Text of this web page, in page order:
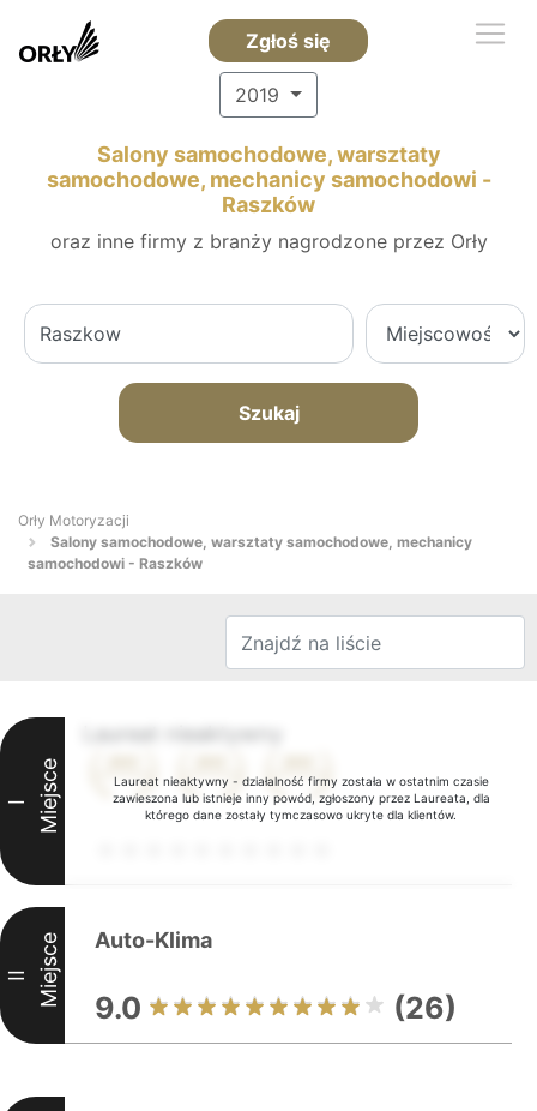
Zgłoś się
2019
Salony samochodowe, warsztaty
samochodowe, mechanicy samochodowi -
Raszków
oraz inne firmy z branży nagrodzone przez Orły
Szukaj
Orły Motoryzacji
Salony samochodowe, warsztaty samochodowe, mechanicy
samochodowi - Raszków
Laureat nieaktywny - działalność firmy została w ostatnim czasie
zawieszona lub istnieje inny powód, zgłoszony przez Laureata, dla
którego dane zostały tymczasowo ukryte dla klientów.
I Miejsce
II Miejsce Auto-Klima
9.0 (26)